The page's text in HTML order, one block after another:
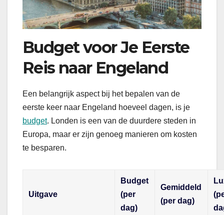
Budget voor Je Eerste
Reis naar Engeland
Een belangrijk aspect bij het bepalen van de
eerste keer naar Engeland hoeveel dagen, is je
budget. Londen is een van de duurdere steden in
Europa, maar er zijn genoeg manieren om kosten
te besparen.
Uitgave
Budget
(per
dag)
Gemiddeld
(per dag)